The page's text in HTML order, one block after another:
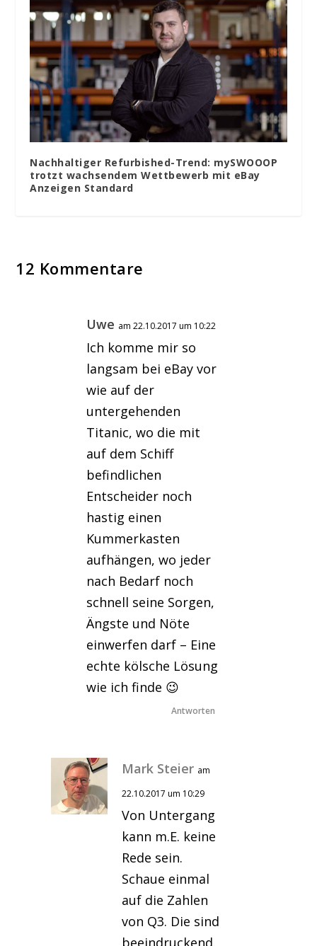
Nachhaltiger Refurbished-Trend: mySWOOOP
trotzt wachsendem Wettbewerb mit eBay
Anzeigen Standard
12 Kommentare
Uwe am 22.10.2017 um 10:22
Ich komme mir so
langsam bei eBay vor
wie auf der
untergehenden
Titanic, wo die mit
auf dem Schiff
befindlichen
Entscheider noch
hastig einen
Kummerkasten
aufhängen, wo jeder
nach Bedarf noch
schnell seine Sorgen,
Ängste und Nöte
einwerfen darf – Eine
echte kölsche Lösung
wie ich finde 😉
Antworten
Mark Steier am
22.10.2017 um 10:29
Von Untergang
kann m.E. keine
Rede sein.
Schaue einmal
auf die Zahlen
von Q3. Die sind
beeindruckend.